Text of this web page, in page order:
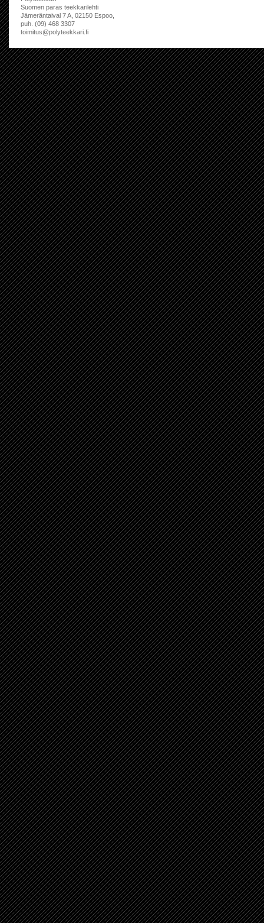
Suomen paras teekkarilehti
Jämeräntaival 7 A, 02150 Espoo,
puh. (09) 468 3307
toimitus@polyteekkari.fi